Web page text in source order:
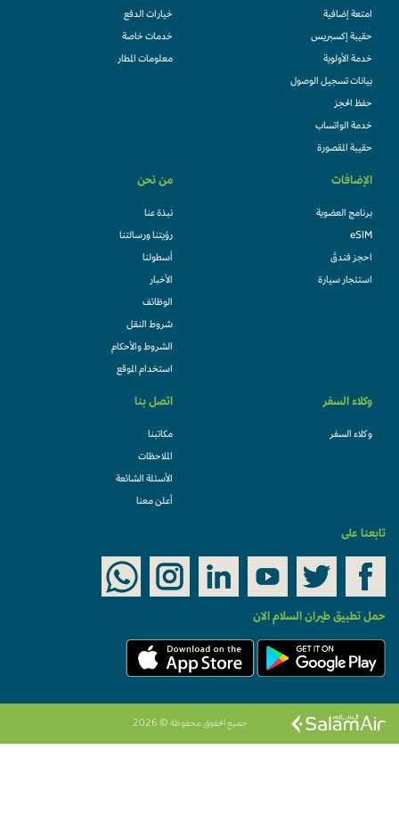
امتعة إضافية
حقيبة إكسبريس
خدمة الأولوية
بيانات تسجيل الوصول
حفظ الحجز
خدمة الواتساب
حقيبة المقصورة
خيارات الدفع
خدمات خاصة
معلومات المطار
الإضافات
برنامج العضوية
eSIM
احجز فندقً
استئجار سيارة
من نحن
نبذة عنا
رؤيتنا ورسالتنا
أسطولنا
الأخبار
الوظائف
شروط النقل
الشروط والأحكام
استخدام الموقع
وكلاء السفر
وكلاء السفر
اتصل بنا
مكاتبنا
الملاحظات
الأسئلة الشائعة
أعلن معنا
تابعنا على
حمل تطبيق طيران السلام الان
جميع الحقوق محفوظة © 2026